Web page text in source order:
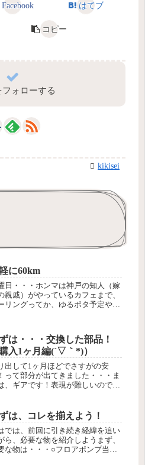
Facebook はてブ
コピー
ォローする
kikisei
に60km
日・・・ホンマは神戸の知人（嫁
親戚）がやっているカフェまで、
リングってか、ゆるポタ予定やっ
ってか、亡き父が経営してた運送
、おじさんの家（父の兄）、祖母
は・・・交換した部品！
購入1ヶ月編(´▽｀*)）
出して1ヶ月ほどでさすがの安
って部分が出てきました・・・ま
、ギアです！表現が難しいのです
ラと変な音がなる・・・これはシ
プの勧めもあって、まずはフリー
...
は、コレを揃えよう！
では、前回に引き続き経緯を追い
ら、必要な物を紹介しようまず、
な物は・・・○フロアポンプ当